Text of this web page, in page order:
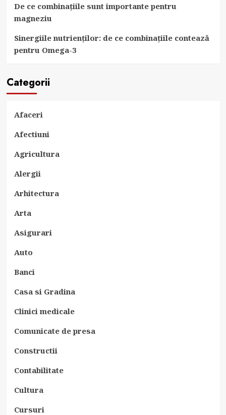
De ce combinațiile sunt importante pentru
magneziu
Sinergiile nutrienților: de ce combinațiile contează
pentru Omega-3
Categorii
Afaceri
Afectiuni
Agricultura
Alergii
Arhitectura
Arta
Asigurari
Auto
Banci
Casa si Gradina
Clinici medicale
Comunicate de presa
Constructii
Contabilitate
Cultura
Cursuri